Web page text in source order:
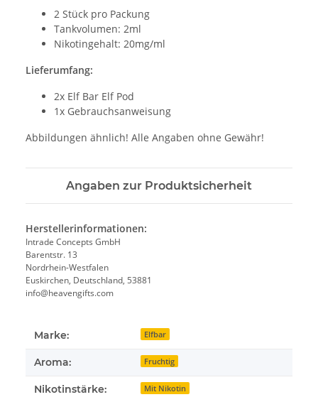
2 Stück pro Packung
Tankvolumen: 2ml
Nikotingehalt: 20mg/ml
Lieferumfang:
2x Elf Bar Elf Pod
1x Gebrauchsanweisung
Abbildungen ähnlich! Alle Angaben ohne Gewähr!
Angaben zur Produktsicherheit
Herstellerinformationen:
Intrade Concepts GmbH
Barentstr. 13
Nordrhein-Westfalen
Euskirchen, Deutschland, 53881
info@heavengifts.com
Marke: Elfbar
Aroma: Fruchtig
Nikotinstärke: Mit Nikotin